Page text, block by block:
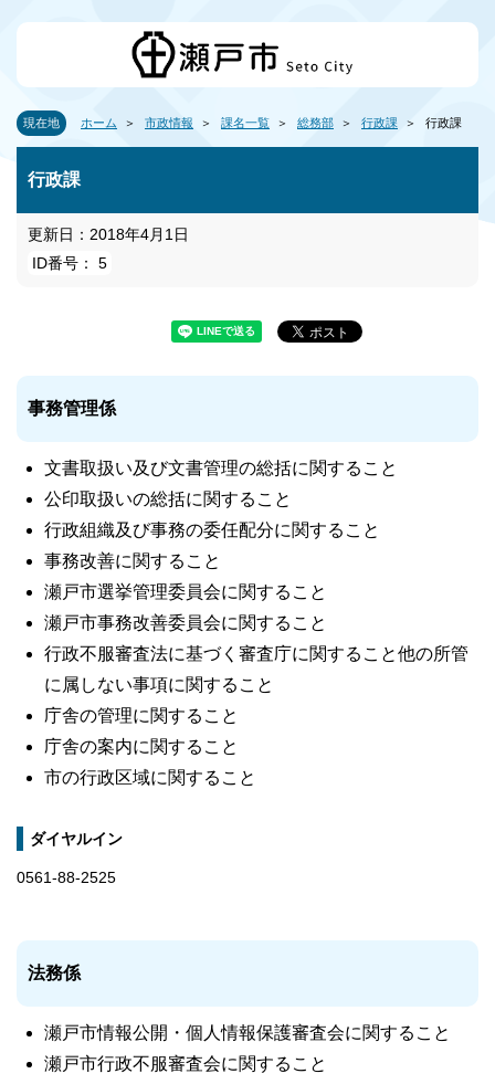
現在地 ホーム 市政情報 課名一覧 総務部 行政課 行政課
行政課
更新日：2018年4月1日
ID番号： 5
事務管理係
文書取扱い及び文書管理の総括に関すること
公印取扱いの総括に関すること
行政組織及び事務の委任配分に関すること
事務改善に関すること
瀬戸市選挙管理委員会に関すること
瀬戸市事務改善委員会に関すること
行政不服審査法に基づく審査庁に関すること他の所管
に属しない事項に関すること
庁舎の管理に関すること
庁舎の案内に関すること
市の行政区域に関すること
ダイヤルイン
0561-88-2525
法務係
瀬戸市情報公開・個人情報保護審査会に関すること
瀬戸市行政不服審査会に関すること